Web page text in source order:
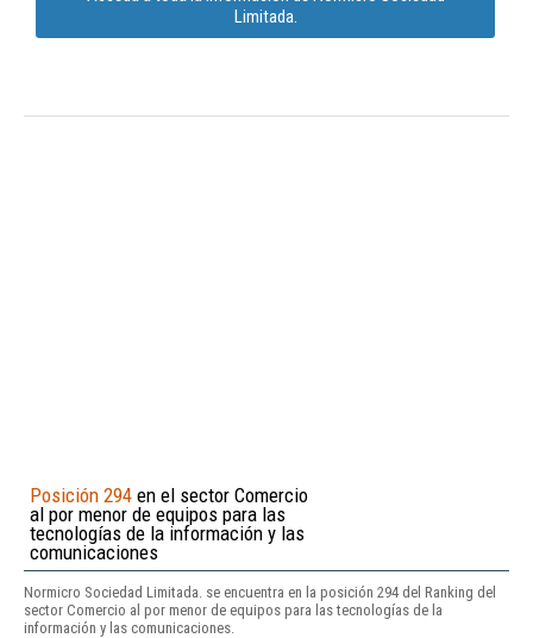
Limitada.
Posición 294 en el sector Comercio
al por menor de equipos para las
tecnologías de la información y las
comunicaciones
Normicro Sociedad Limitada. se encuentra en la posición 294 del Ranking del
sector Comercio al por menor de equipos para las tecnologías de la
información y las comunicaciones.